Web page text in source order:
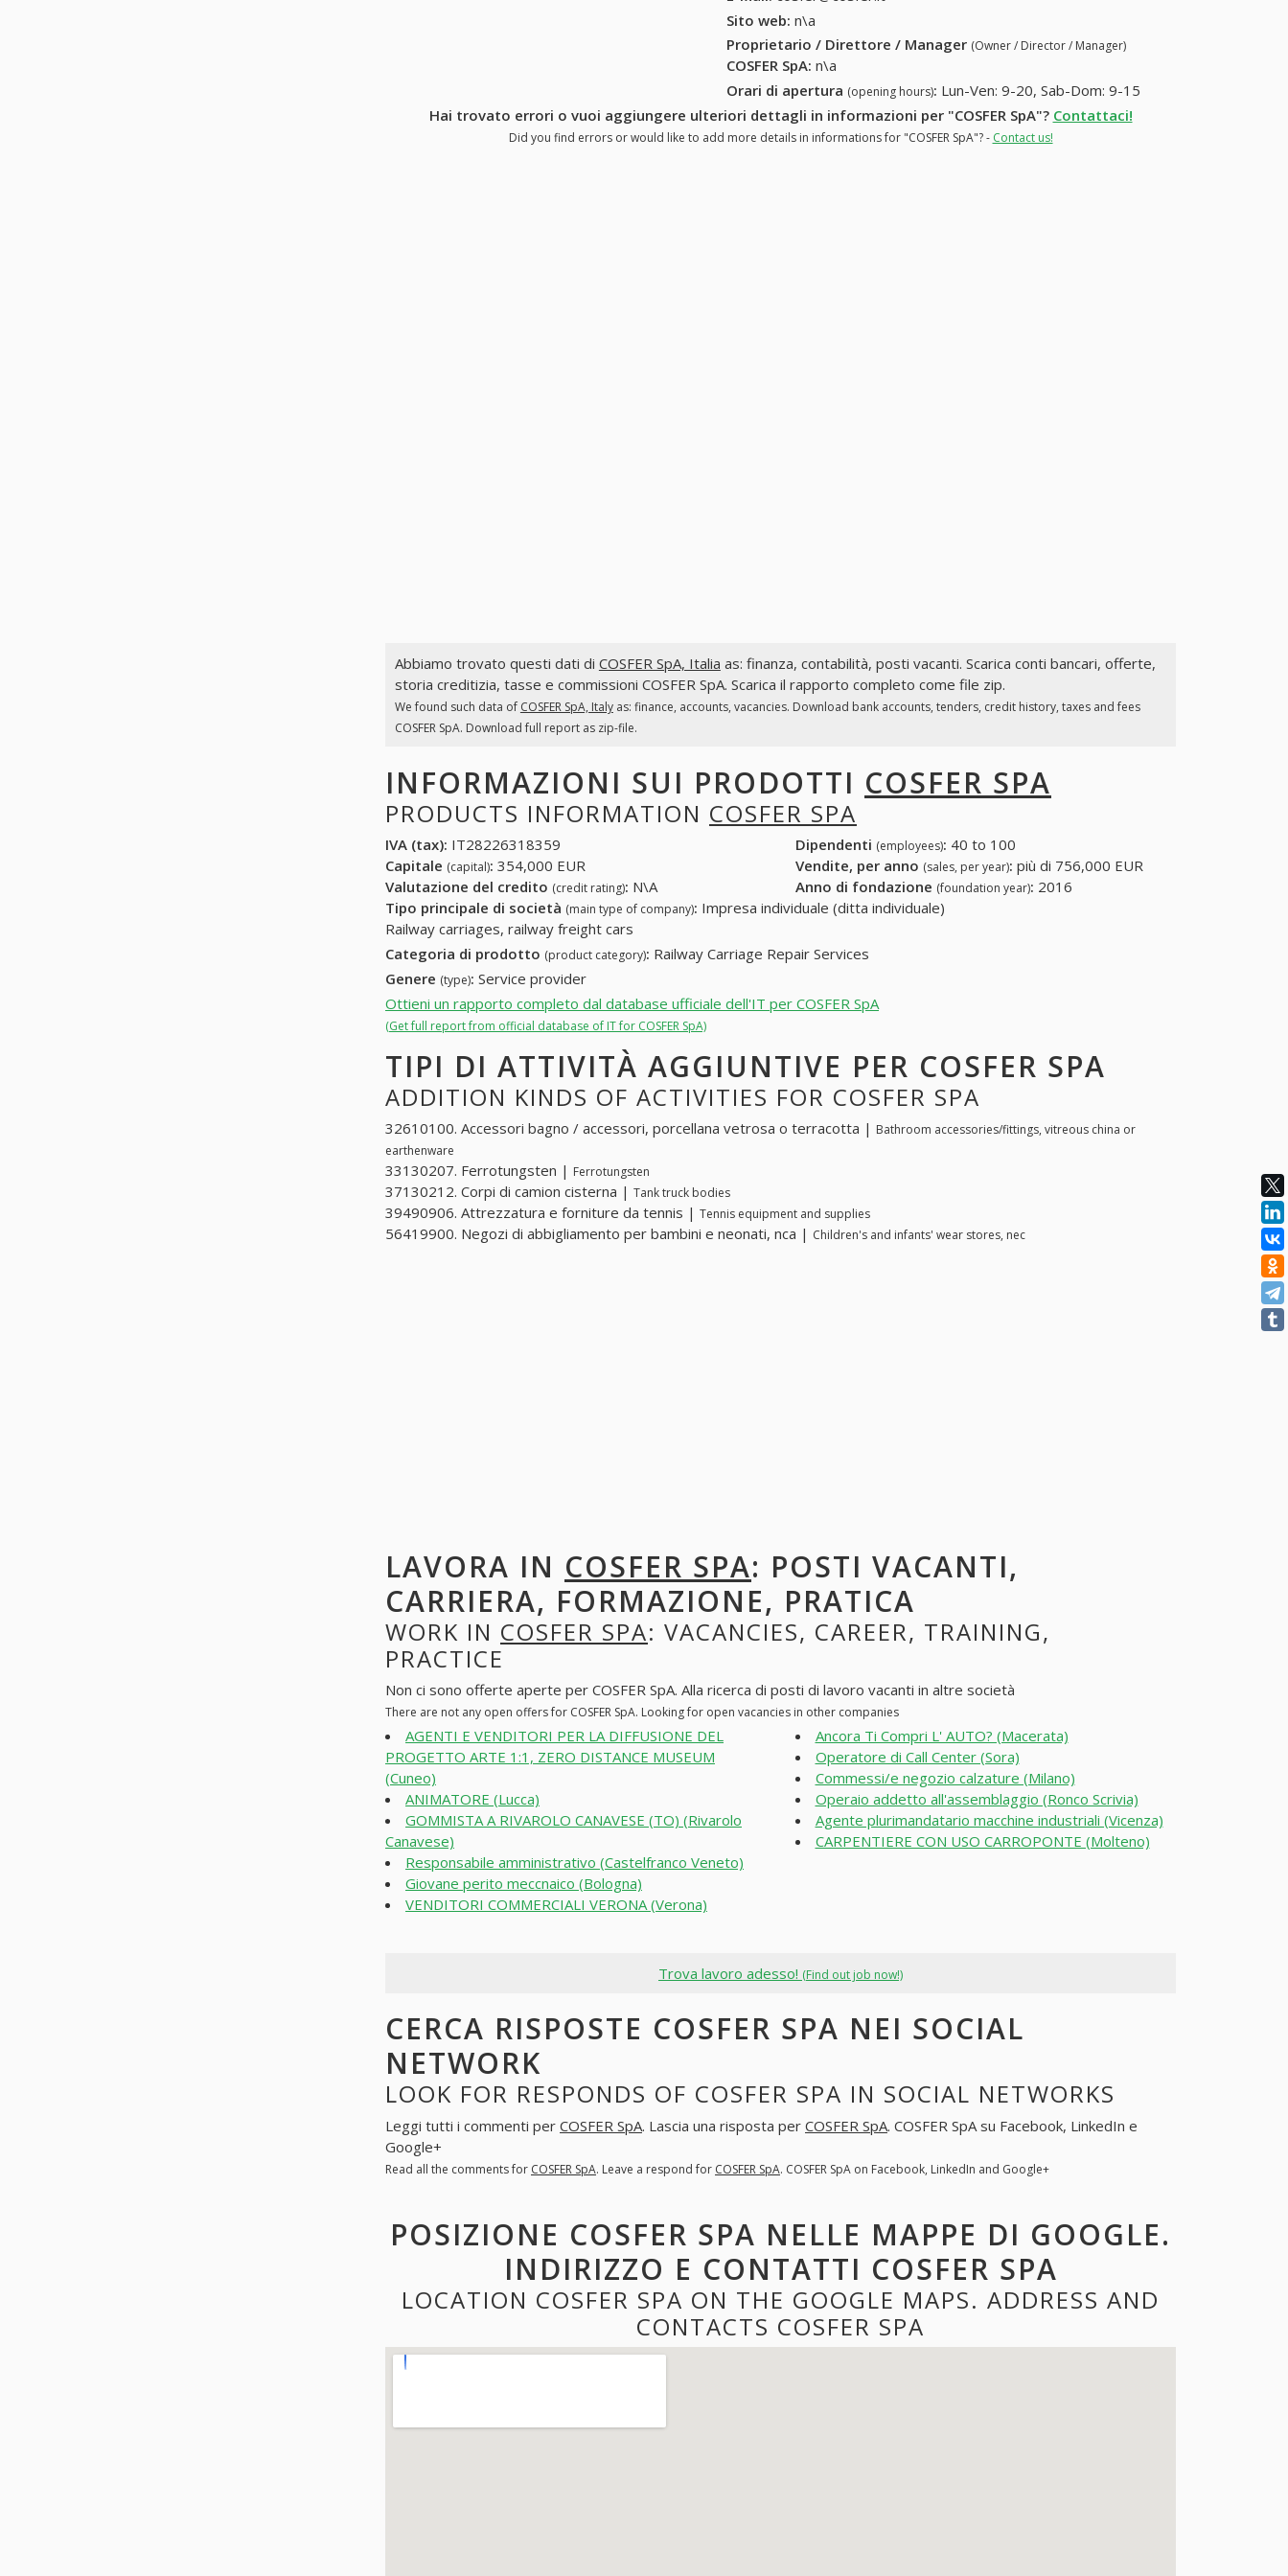
Sito web: n\a
Proprietario / Direttore / Manager (Owner / Director / Manager)
COSFER SpA: n\a
Orari di apertura (opening hours): Lun-Ven: 9-20, Sab-Dom: 9-15
Hai trovato errori o vuoi aggiungere ulteriori dettagli in informazioni per "COSFER SpA"? Contattaci!
Did you find errors or would like to add more details in informations for "COSFER SpA"? - Contact us!
Abbiamo trovato questi dati di COSFER SpA, Italia as: finanza, contabilità, posti vacanti. Scarica conti bancari, offerte,
storia creditizia, tasse e commissioni COSFER SpA. Scarica il rapporto completo come file zip.
We found such data of COSFER SpA, Italyas: finance, accounts, vacancies. Download bank accounts, tenders, credit history, taxes and fees
COSFER SpA. Download full report as zip-file.
INFORMAZIONI SUI PRODOTTI COSFER SPA
PRODUCTS INFORMATION COSFER SPA
IVA (tax): IT28226318359 Dipendenti (employees): 40 to 100
Capitale (capital): 354,000 EUR Vendite, per anno (sales, per year): più di 756,000 EUR
Valutazione del credito (credit rating): N\A Anno di fondazione (foundation year): 2016
Tipo principale di società (main type of company): Impresa individuale (ditta individuale)
Railway carriages, railway freight cars
Categoria di prodotto (product category): Railway Carriage Repair Services
Genere (type): Service provider
Ottieni un rapporto completo dal database ufficiale dell'IT per COSFER SpA
(Get full report from official database of IT for COSFER SpA)
TIPI DI ATTIVITÀ AGGIUNTIVE PER COSFER SPA
ADDITION KINDS OF ACTIVITIES FOR COSFER SPA
32610100. Accessori bagno / accessori, porcellana vetrosa o terracotta | Bathroom accessories/fittings, vitreous china or
earthenware
33130207. Ferrotungsten | Ferrotungsten
37130212. Corpi di camion cisterna | Tank truck bodies
39490906. Attrezzatura e forniture da tennis | Tennis equipment and supplies
56419900. Negozi di abbigliamento per bambini e neonati, nca | Children's and infants' wear stores, nec
LAVORA IN COSFER SPA: POSTI VACANTI,
CARRIERA, FORMAZIONE, PRATICA
WORK IN COSFER SPA: VACANCIES, CAREER, TRAINING,
PRACTICE
Non ci sono offerte aperte per COSFER SpA. Alla ricerca di posti di lavoro vacanti in altre società
There are not any open offers for COSFER SpA. Looking for open vacancies in other companies
AGENTI E VENDITORI PER LA DIFFUSIONE DEL
PROGETTO ARTE 1:1, ZERO DISTANCE MUSEUM
(Cuneo)
ANIMATORE (Lucca)
GOMMISTA A RIVAROLO CANAVESE (TO) (Rivarolo
Canavese)
Responsabile amministrativo (Castelfranco Veneto)
Giovane perito meccnaico (Bologna)
VENDITORI COMMERCIALI VERONA (Verona)
Ancora Ti Compri L' AUTO? (Macerata)
Operatore di Call Center (Sora)
Commessi/e negozio calzature (Milano)
Operaio addetto all'assemblaggio (Ronco Scrivia)
Agente plurimandatario macchine industriali (Vicenza)
CARPENTIERE CON USO CARROPONTE (Molteno)
Trova lavoro adesso! (Find out job now!)
CERCA RISPOSTE COSFER SPA NEI SOCIAL
NETWORK
LOOK FOR RESPONDS OF COSFER SPA IN SOCIAL NETWORKS
Leggi tutti i commenti per COSFER SpA. Lascia una risposta per COSFER SpA. COSFER SpA su Facebook, LinkedIn e
Google+
Read all the comments for COSFER SpA. Leave a respond for COSFER SpA. COSFER SpA on Facebook, LinkedIn and Google+
POSIZIONE COSFER SPA NELLE MAPPE DI GOOGLE.
INDIRIZZO E CONTATTI COSFER SPA
LOCATION COSFER SPA ON THE GOOGLE MAPS. ADDRESS AND
CONTACTS COSFER SPA